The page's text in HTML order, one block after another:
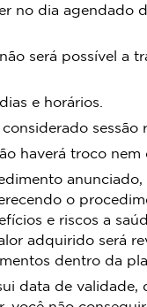
no dia agendado
será possível a
e horários.
sessão
haverá troco nem
o
e riscos a
adquirido será
dentro da
data de validade,